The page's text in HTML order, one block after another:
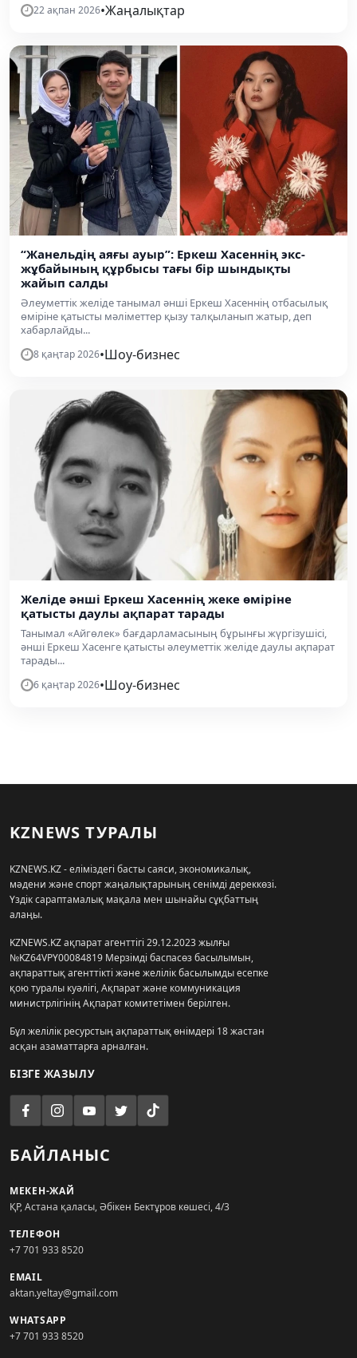
22 ақпан 2026•Жаңалықтар
“Жанельдің аяғы ауыр”: Еркеш Хасеннің экс-
жұбайының құрбысы тағы бір шындықты
жайып салды
Әлеуметтік желіде танымал әнші Еркеш Хасеннің отбасылық
өміріне қатысты мәліметтер қызу талқыланып жатыр, деп
хабарлайды...
8 қаңтар 2026•Шоу-бизнес
Желіде әнші Еркеш Хасеннің жеке өміріне
қатысты даулы ақпарат тарады
Танымал «Айгөлек» бағдарламасының бұрынғы жүргізушісі,
әнші Еркеш Хасенге қатысты әлеуметтік желіде даулы ақпарат
тарады...
6 қаңтар 2026•Шоу-бизнес
KZNEWS ТУРАЛЫ
KZNEWS.KZ - еліміздегі басты саяси, экономикалық,
мәдени және спорт жаңалықтарының сенімді дереккөзі.
Үздік сараптамалық мақала мен шынайы сұқбаттың
алаңы.
KZNEWS.KZ ақпарат агенттігі 29.12.2023 жылғы
№KZ64VPY00084819 Мерзімді баспасөз басылымын,
ақпараттық агенттікті және желілік басылымды есепке
қою туралы куәлігі, Ақпарат және коммуникация
министрлігінің Ақпарат комитетімен берілген.
Бұл желілік ресурстың ақпараттық өнімдері 18 жастан
асқан азаматтарға арналған.
БІЗГЕ ЖАЗЫЛУ
БАЙЛАНЫС
МЕКЕН-ЖАЙ
ҚР, Астана қаласы, Әбікен Бектұров көшесі, 4/3
ТЕЛЕФОН
+7 701 933 8520
EMAIL
aktan.yeltay@gmail.com
WHATSAPP
+7 701 933 8520